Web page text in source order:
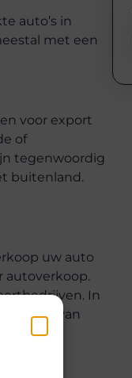
auto’s in
met een
voor export
of
tegenwoordig
buitenland.
uw auto
autoverkoop.
In
team van